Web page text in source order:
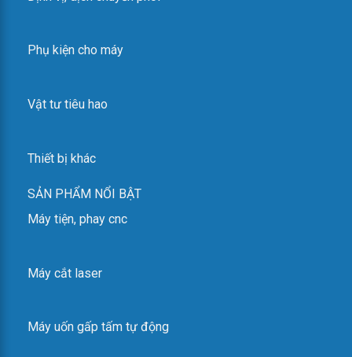
Phụ kiện cho máy
Vật tư tiêu hao
Thiết bị khác
SẢN PHẨM NỔI BẬT
Máy tiện, phay cnc
Máy cắt laser
Máy uốn gấp tấm tự động